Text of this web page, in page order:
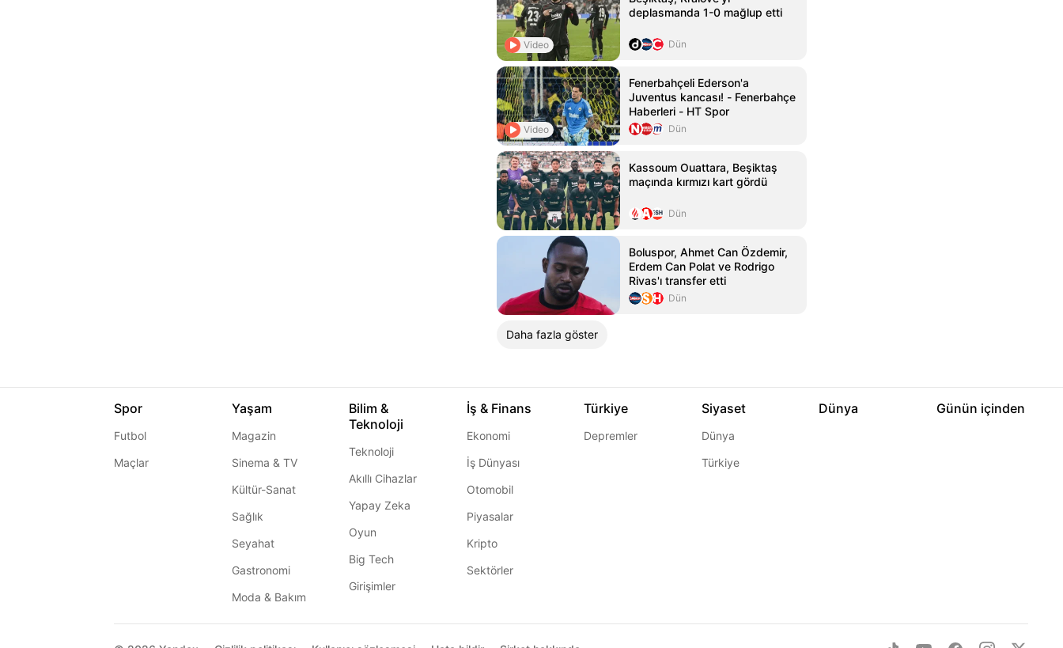
Video
deplasmanda 1-0 mağlup etti
Dün
Video
Fenerbahçeli Ederson'a
Juventus kancası! - Fenerbahçe
Haberleri - HT Spor
Dün
Kassoum Ouattara, Beşiktaş
maçında kırmızı kart gördü
Dün
Boluspor, Ahmet Can Özdemir,
Erdem Can Polat ve Rodrigo
Rivas'ı transfer etti
Dün
Daha fazla göster
Spor
Futbol
Maçlar
Yaşam
Magazin
Sinema & TV
Kültür-Sanat
Sağlık
Seyahat
Gastronomi
Moda & Bakım
Bilim &
Teknoloji
Teknoloji
Akıllı Cihazlar
Yapay Zeka
Oyun
Big Tech
Girişimler
İş & Finans
Ekonomi
İş Dünyası
Otomobil
Piyasalar
Kripto
Sektörler
Türkiye
Depremler
Siyaset
Dünya
Türkiye
Dünya Günün içinden